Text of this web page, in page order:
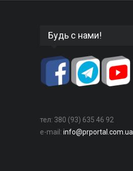
Будь с нами!
тел: 380 (93) 635 46 92
e-mail: info@prportal.com.ua